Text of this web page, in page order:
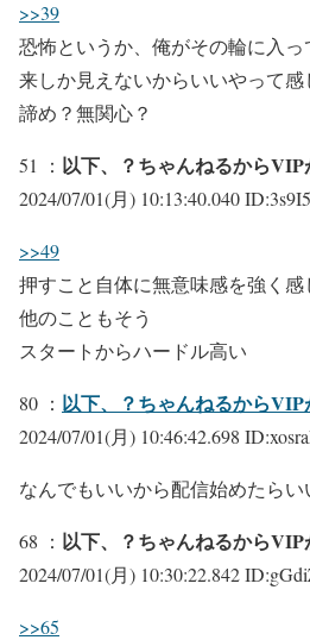
>>39
恐怖というか、俺がその輪に入
来しか見えないからいいやって感
諦め？無関心？
51 ： 以下、？ちゃんねるから
2024/07/01(月) 10:13:40.040
>>49
押すこと自体に無意味感を強く感
他のこともそう
スタートからハードル高い
80 ： 以下、？ちゃんねるから
2024/07/01(月) 10:46:42.698
なんでもいいから配信始めたらい
68 ： 以下、？ちゃんねるから
2024/07/01(月) 10:30:22.842
>>65